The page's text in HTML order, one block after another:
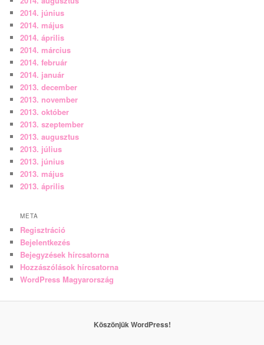
2014. június
2014. május
2014. április
2014. március
2014. február
2014. január
2013. december
2013. november
2013. október
2013. szeptember
2013. augusztus
2013. július
2013. június
2013. május
2013. április
META
Regisztráció
Bejelentkezés
Bejegyzések hírcsatorna
Hozzászólások hírcsatorna
WordPress Magyarország
Köszönjük WordPress!